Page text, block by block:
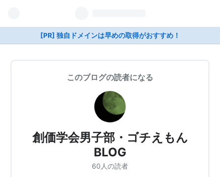
[PR] 独自ドメインは早めの取得がおすすめ！
このブログの読者になる
創価学会男子部・ゴチえもん
BLOG
60人の読者